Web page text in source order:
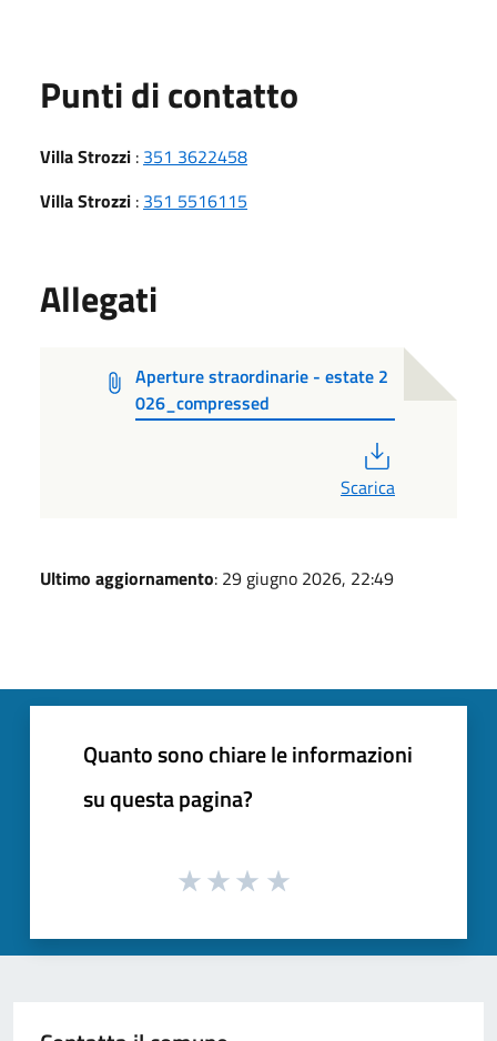
Punti di contatto
Villa Strozzi : 351 3622458
Villa Strozzi : 351 5516115
Allegati
Aperture straordinarie - estate 2
026_compressed
Scarica
Ultimo aggiornamento: 29 giugno 2026, 22:49
Quanto sono chiare le informazioni
su questa pagina?